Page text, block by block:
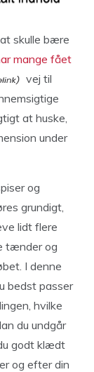
skulle bære
mange fået
vej til
at huske,
under
og
grundigt,
lidt flere
tænder og
I denne
bedst passer
hvilke
du undgår
godt klædt
og efter din